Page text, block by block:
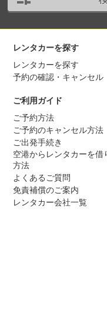
レンタカーを探す
レンタカーを探す
予約の確認・キャンセル
ご利用ガイド
ご予約方法
ご予約のキャンセル方法
ご出発手続き
空港からレンタカーを借
方法
よくあるご質問
免責補償のご案内
レンタカー会社一覧